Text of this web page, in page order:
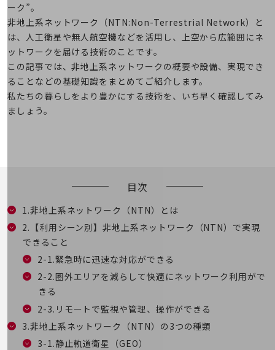
ネットワーク・モバイル
クラウド・データセンター
電話・映像コミュニケーション
セキュリティ
5G
業務支援・マーケティング
災害対策・BCP
課題・ニーズで探すTOP
コミュニケーション・情報共有
マーケティング
業務効率化
ーク”。
非地上系ネットワーク（NTN:Non-Terrestrial Network）と
は、人工衛星や無人航空機などを活用し、上空から広範囲にネ
ットワークを届ける技術のことです。
この記事では、非地上系ネットワークの概要や設備、実現でき
ることなどの基礎知識をまとめてご紹介します。
私たちの暮らしをより豊かにする技術を、いち早く確認してみ
ましょう。
目次
1.非地上系ネットワーク（NTN）とは
2.【利用シーン別】非地上系ネットワーク（NTN）で実現
できること
2-1.緊急時に迅速な対応ができる
2-2.圏外エリアを減らして快適にネットワーク利用がで
きる
2-3.リモートで監視や管理、操作ができる
3.非地上系ネットワーク（NTN）の3つの種類
3-1.静止軌道衛星（GEO）